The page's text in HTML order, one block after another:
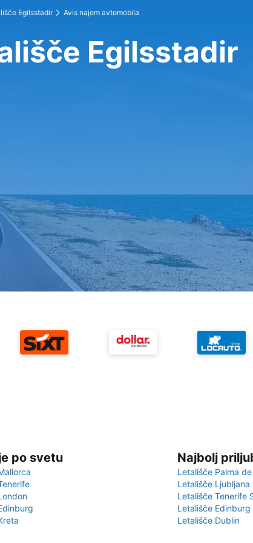
Egilsstadir Avis najem avtomobila
Egilsstadir
po svetu Najbolj
Letališče Palma
Letališče Ljubljana
Letališče Tenerife
Letališče Edinburg
Letališče Dublin